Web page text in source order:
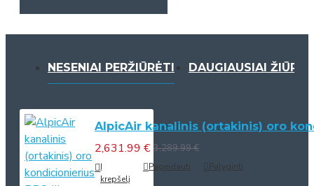
NESENIAI PERŽIŪRĖTI DAUGIAUSIAI
AlpicAir kanalinis (ortakinis) oro
2,631.99 € 3,289.99 €
Į
krepšelį
Pageidauti Palyginti